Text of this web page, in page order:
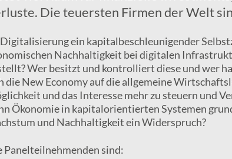
Die teuersten Firmen der Welt
ein kapitalbeschleunigender
Nachhaltigkeit bei digitalen
Wer besitzt und kontrolliert diese und wer
die New Economy auf die allgemeine
und das Interesse mehr zu steuern und
Ökonomie in kapitalorientierten Systemen
und Nachhaltigkeit ein Widerspruch?
Panelteilnehmenden sind: